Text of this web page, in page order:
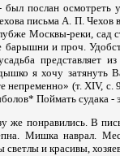
послан осмотреть
письма А. П.
Москвы-реки, сад
барышни и проч.
представляет
я хочу
непременно» (т. XIV,
Поймать судака -
же понравились. В
Мишка наврал.
светлы и красивы,